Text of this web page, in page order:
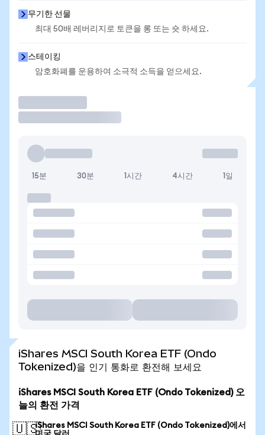
무기한 선물
최대 50배 레버리지로 토큰을 롱 또는 숏 하세요.
스테이킹
암호화폐를 운용하여 소극적 소득을 얻으세요.
15분 30분 1시간 4시간 1일
iShares MSCI South Korea ETF (Ondo
Tokenized)을 인기 통화로 환전해 보세요
iShares MSCI South Korea ETF (Ondo Tokenized) 오
늘의 환전 가격
🇺🇸iShares MSCI South Korea ETF (Ondo Tokenized)에서